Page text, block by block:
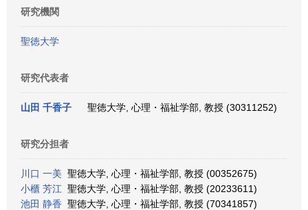
研究機関
聖徳大学
研究代表者
山田 千香子 聖徳大学, 心理・福祉学部, 教授 (30311252)
研究分担者
川口 一美 聖徳大学, 心理・福祉学部, 教授 (00352675)
小櫃 芳江 聖徳大学, 心理・福祉学部, 教授 (20233611)
池田 静香 聖徳大学, 心理・福祉学部, 教授 (70341857)